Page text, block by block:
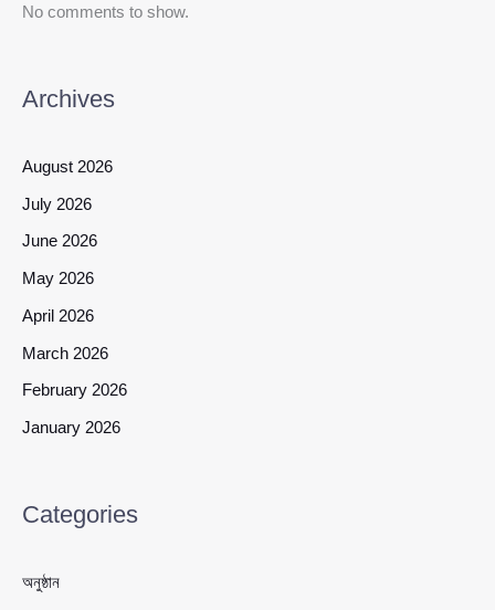
No comments to show.
Archives
August 2026
July 2026
June 2026
May 2026
April 2026
March 2026
February 2026
January 2026
Categories
অনুষ্ঠান